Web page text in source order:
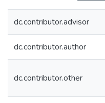
dc.contributor.advisor
dc.contributor.author
dc.contributor.other